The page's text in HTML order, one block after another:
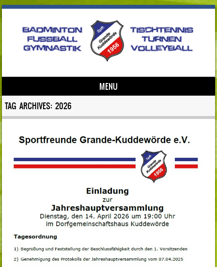
MENU
Skip to content
TAG ARCHIVES:2026